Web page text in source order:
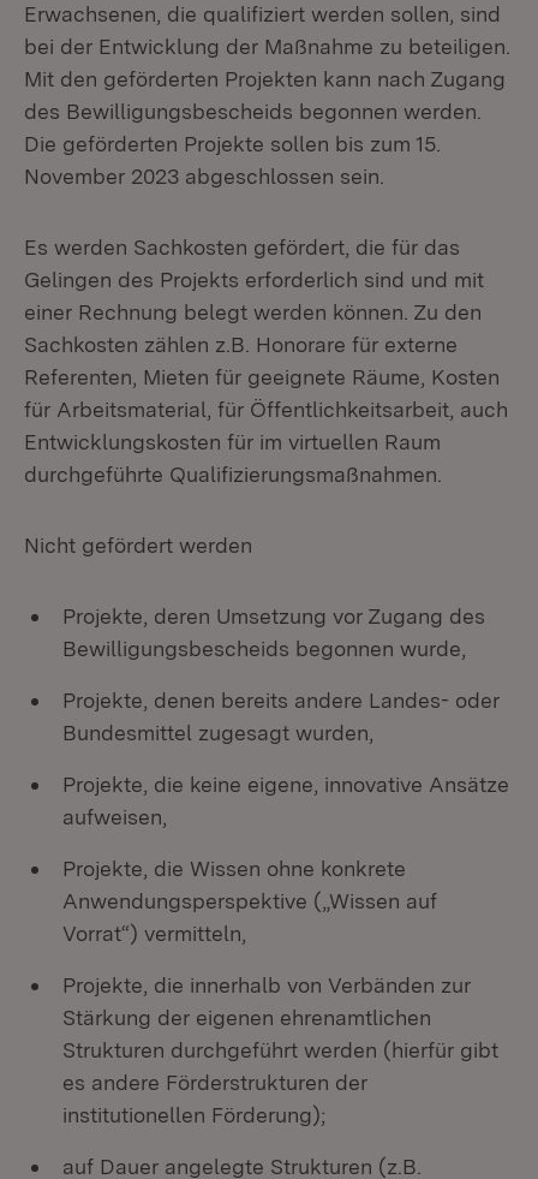
Erwachsenen, die qualifiziert werden sollen, sind
bei der Entwicklung der Maßnahme zu beteiligen.
Mit den geförderten Projekten kann nach Zugang
des Bewilligungsbescheids begonnen werden.
Die geförderten Projekte sollen bis zum 15.
November 2023 abgeschlossen sein.
Es werden Sachkosten gefördert, die für das
Gelingen des Projekts erforderlich sind und mit
einer Rechnung belegt werden können. Zu den
Sachkosten zählen z.B. Honorare für externe
Referenten, Mieten für geeignete Räume, Kosten
für Arbeitsmaterial, für Öffentlichkeitsarbeit, auch
Entwicklungskosten für im virtuellen Raum
durchgeführte Qualifizierungsmaßnahmen.
Nicht gefördert werden
Projekte, deren Umsetzung vor Zugang des
Bewilligungsbescheids begonnen wurde,
Projekte, denen bereits andere Landes- oder
Bundesmittel zugesagt wurden,
Projekte, die keine eigene, innovative Ansätze
aufweisen,
Projekte, die Wissen ohne konkrete
Anwendungsperspektive („Wissen auf
Vorrat“) vermitteln,
Projekte, die innerhalb von Verbänden zur
Stärkung der eigenen ehrenamtlichen
Strukturen durchgeführt werden (hierfür gibt
es andere Förderstrukturen der
institutionellen Förderung);
auf Dauer angelegte Strukturen (z.B.